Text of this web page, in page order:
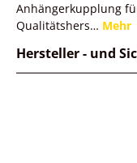
Anhängerkupplung
Qualitätshers… Mehr
Hersteller - und